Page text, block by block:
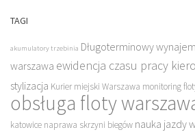
TAGI
akumulatory trzebinia Długoterminowy
warszawa ewidencja czasu pracy
stylizacja Kurier miejski Warszawa monitoring
obsługa floty
katowice naprawa skrzyni biegów nauka jazdy